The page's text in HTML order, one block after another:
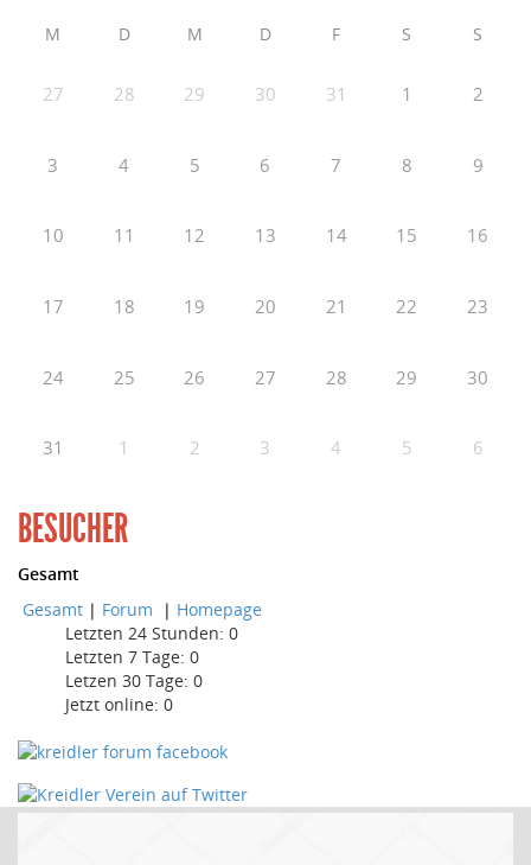
M D M D F S S
27 28 29 30 31 1 2
3 4 5 6 7 8 9
10 11 12 13 14 15 16
17 18 19 20 21 22 23
24 25 26 27 28 29 30
31 1 2 3 4 5 6
BESUCHER
Gesamt
Gesamt | Forum | Homepage
Letzten 24 Stunden: 0
Letzten 7 Tage: 0
Letzen 30 Tage: 0
Jetzt online: 0